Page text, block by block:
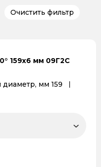
Очистить фильтр
159x6 мм 09Г2С
мм 159